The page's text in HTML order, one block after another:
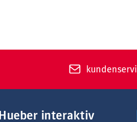
Hueber interaktiv